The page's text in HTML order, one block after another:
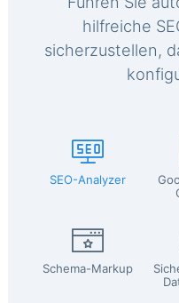
hilfreiche
sicherzustellen,
SEO-Analyzer
Schema-Markup